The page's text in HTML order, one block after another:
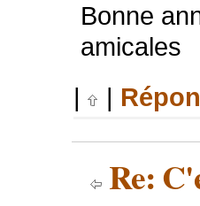
Bonne
amicales
|
|
Re: